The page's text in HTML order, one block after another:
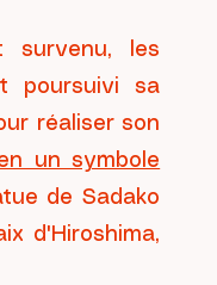
survenu, les
poursuivi sa
réaliser son
un symbole
de Sadako
d'Hiroshima,